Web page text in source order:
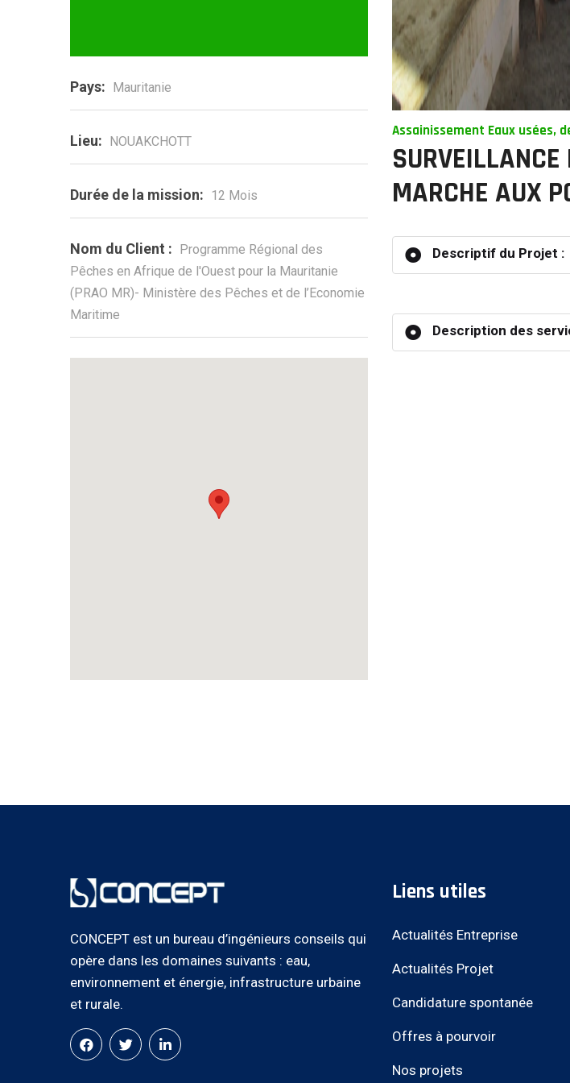
Pays: Mauritanie
Lieu: NOUAKCHOTT
Durée de la mission: 12 Mois
Nom du Client : Programme Régional des
Pêches en Afrique de l'Ouest pour la Mauritanie
(PRAO MR)- Ministère des Pêches et de l’Economie
Maritime
Assainissement Eaux usées,
MARCHE AUX
Descriptif du Projet :
Description des
CONCEPT est un bureau d’ingénieurs conseils qui
opère dans les domaines suivants : eau,
environnement et énergie, infrastructure urbaine
et rurale.
Liens utiles
Actualités Entreprise
Actualités Projet
Candidature spontanée
Offres à pourvoir
Nos projets